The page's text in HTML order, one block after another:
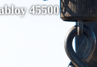
45500